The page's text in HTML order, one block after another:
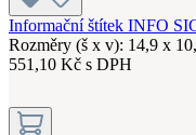
Informační štítek INFO
Rozměry (š x v): 14,9 x
551,10 Kč s DPH